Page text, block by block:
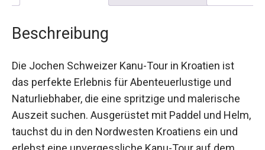
Beschreibung
Die Jochen Schweizer Kanu-Tour in Kroatien ist
das perfekte Erlebnis für Abenteuerlustige und
Naturliebhaber, die eine spritzige und malerische
Auszeit suchen. Ausgerüstet mit Paddel und
Helm, tauchst du in den Nordwesten Kroatiens
ein und erlebst eine unvergessliche Kanu-Tour